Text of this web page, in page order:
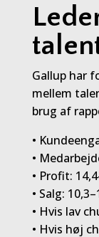
Gallup har
mellem
brug af
•
•
• Profit:
• Salg:
• Hvis lav
• Hvis høj